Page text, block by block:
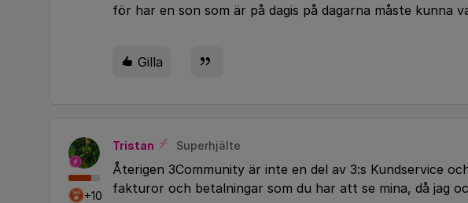
för har en son som är på dagis på dagarna måste kunna
Gilla
+10
Tristan Superhjälte
Återigen 3Community är inte en del av 3:s Kundservice
fakturor och betalningar som du har att se mina, då jag